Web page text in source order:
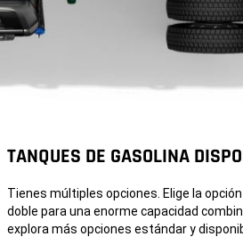
TANQUES DE GASOLINA
Tienes múltiples opciones. Elige la
doble para una enorme capacidad
explora más opciones estándar y